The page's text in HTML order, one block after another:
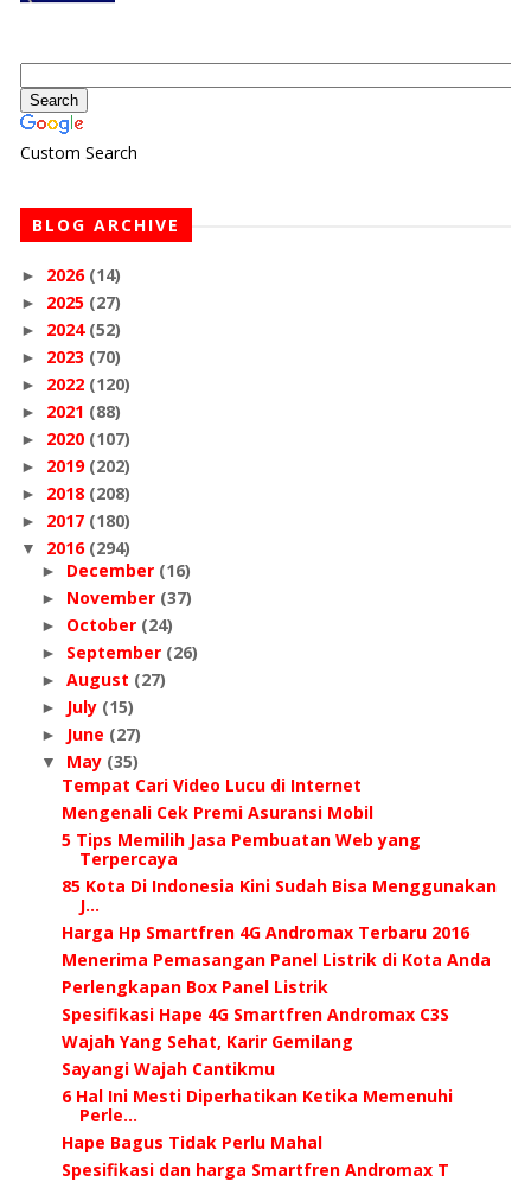
Custom Search
BLOG ARCHIVE
► 2026 (14)
► 2025 (27)
► 2024 (52)
► 2023 (70)
► 2022 (120)
► 2021 (88)
► 2020 (107)
► 2019 (202)
► 2018 (208)
► 2017 (180)
▼ 2016 (294)
► December (16)
► November (37)
► October (24)
► September (26)
► August (27)
► July (15)
► June (27)
▼ May (35)
Tempat Cari Video Lucu di Internet
Mengenali Cek Premi Asuransi Mobil
5 Tips Memilih Jasa Pembuatan Web yang
Terpercaya
85 Kota Di Indonesia Kini Sudah Bisa Menggunakan
J...
Harga Hp Smartfren 4G Andromax Terbaru 2016
Menerima Pemasangan Panel Listrik di Kota Anda
Perlengkapan Box Panel Listrik
Spesifikasi Hape 4G Smartfren Andromax C3S
Wajah Yang Sehat, Karir Gemilang
Sayangi Wajah Cantikmu
6 Hal Ini Mesti Diperhatikan Ketika Memenuhi
Perle...
Hape Bagus Tidak Perlu Mahal
Spesifikasi dan harga Smartfren Andromax T